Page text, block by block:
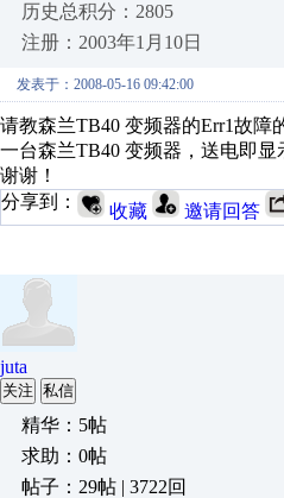
历史总积分：2805
注册：2003年1月10日
发表于：2008-05-16 09:42:00
请教森兰TB40 变频器的Err1故障
一台森兰TB40 变频器，送电即
谢谢！
分享到：
收藏 邀请回答
juta
关注 私信
精华：5帖
求助：0帖
帖子：29帖 | 3722回